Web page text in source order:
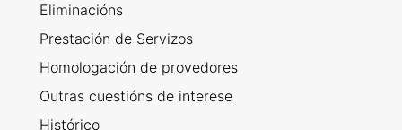
Eliminacións
Prestación de Servizos
Homologación de provedores
Outras cuestións de interese
Histórico